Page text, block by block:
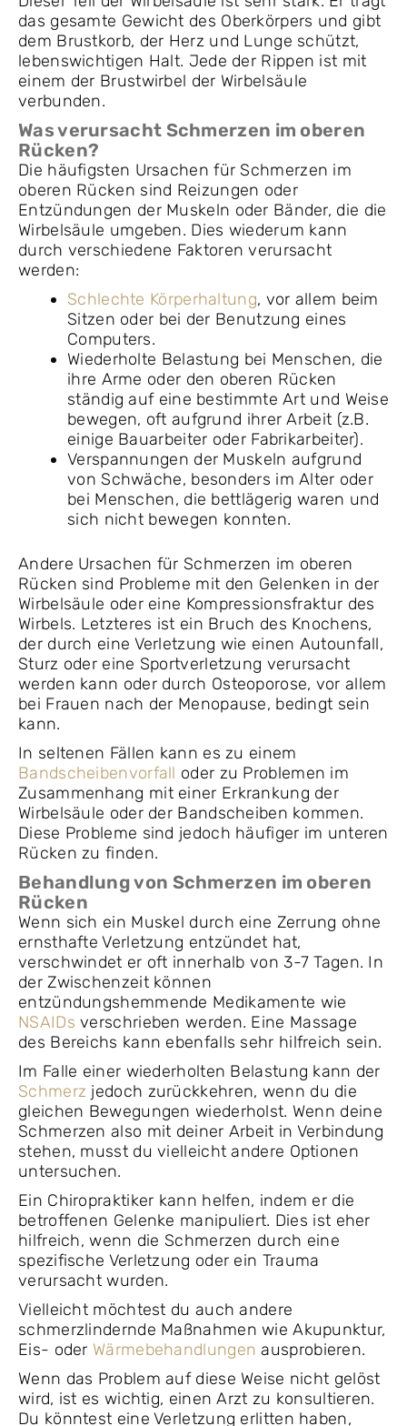
das gesamte Gewicht des Oberkörpers und gibt
dem Brustkorb, der Herz und Lunge schützt,
lebenswichtigen Halt. Jede der Rippen ist mit
einem der Brustwirbel der Wirbelsäule
verbunden.
Was verursacht Schmerzen im oberen
Rücken?
Die häufigsten Ursachen für Schmerzen im
oberen Rücken sind Reizungen oder
Entzündungen der Muskeln oder Bänder, die die
Wirbelsäule umgeben. Dies wiederum kann
durch verschiedene Faktoren verursacht
werden:
Schlechte Körperhaltung, vor allem beim
Sitzen oder bei der Benutzung eines
Computers.
Wiederholte Belastung bei Menschen, die
ihre Arme oder den oberen Rücken
ständig auf eine bestimmte Art und Weise
bewegen, oft aufgrund ihrer Arbeit (z.B.
einige Bauarbeiter oder Fabrikarbeiter).
Verspannungen der Muskeln aufgrund
von Schwäche, besonders im Alter oder
bei Menschen, die bettlägerig waren und
sich nicht bewegen konnten.
Andere Ursachen für Schmerzen im oberen
Rücken sind Probleme mit den Gelenken in der
Wirbelsäule oder eine Kompressionsfraktur des
Wirbels. Letzteres ist ein Bruch des Knochens,
der durch eine Verletzung wie einen Autounfall,
Sturz oder eine Sportverletzung verursacht
werden kann oder durch Osteoporose, vor allem
bei Frauen nach der Menopause, bedingt sein
kann.
In seltenen Fällen kann es zu einem
Bandscheibenvorfall oder zu Problemen im
Zusammenhang mit einer Erkrankung der
Wirbelsäule oder der Bandscheiben kommen.
Diese Probleme sind jedoch häufiger im unteren
Rücken zu finden.
Behandlung von Schmerzen im oberen
Rücken
Wenn sich ein Muskel durch eine Zerrung ohne
ernsthafte Verletzung entzündet hat,
verschwindet er oft innerhalb von 3-7 Tagen. In
der Zwischenzeit können
entzündungshemmende Medikamente wie
NSAIDs verschrieben werden. Eine Massage
des Bereichs kann ebenfalls sehr hilfreich sein.
Im Falle einer wiederholten Belastung kann der
Schmerz jedoch zurückkehren, wenn du die
gleichen Bewegungen wiederholst. Wenn deine
Schmerzen also mit deiner Arbeit in Verbindung
stehen, musst du vielleicht andere Optionen
untersuchen.
Ein Chiropraktiker kann helfen, indem er die
betroffenen Gelenke manipuliert. Dies ist eher
hilfreich, wenn die Schmerzen durch eine
spezifische Verletzung oder ein Trauma
verursacht wurden.
Vielleicht möchtest du auch andere
schmerzlindernde Maßnahmen wie Akupunktur,
Eis- oder Wärmebehandlungen ausprobieren.
Wenn das Problem auf diese Weise nicht gelöst
wird, ist es wichtig, einen Arzt zu konsultieren.
Du könntest eine Verletzung erlitten haben,